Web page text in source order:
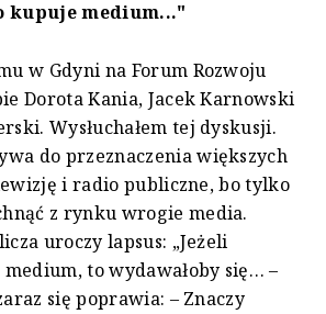
kupuje medium..."
w Gdyni na Forum Rozwoju
Dorota Kania, Jacek Karnowski
Wysłuchałem tej dyskusji.
do przeznaczenia większych
i radio publiczne, bo tylko
z rynku wrogie media.
uroczy lapsus: „Jeżeli
to wydawałoby się… –
się poprawia: – Znaczy